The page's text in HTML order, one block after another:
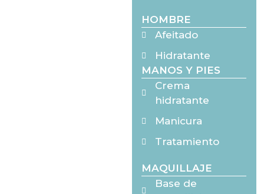
HOMBRE
Afeitado
Hidratante
MANOS Y PIES
Crema
hidratante
Manicura
Tratamiento
MAQUILLAJE
Base de